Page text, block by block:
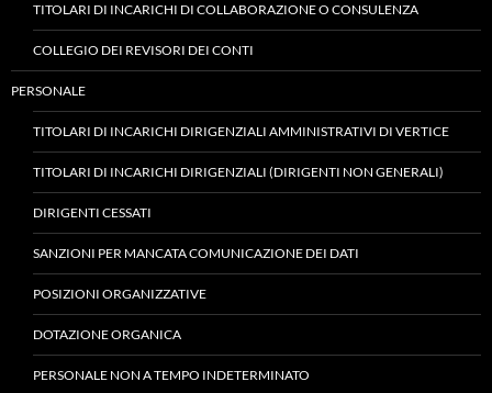
TITOLARI DI INCARICHI DI COLLABORAZIONE O CONSULENZA
COLLEGIO DEI REVISORI DEI CONTI
PERSONALE
TITOLARI DI INCARICHI DIRIGENZIALI AMMINISTRATIVI DI VERTICE
TITOLARI DI INCARICHI DIRIGENZIALI (DIRIGENTI NON GENERALI)
DIRIGENTI CESSATI
SANZIONI PER MANCATA COMUNICAZIONE DEI DATI
POSIZIONI ORGANIZZATIVE
DOTAZIONE ORGANICA
PERSONALE NON A TEMPO INDETERMINATO